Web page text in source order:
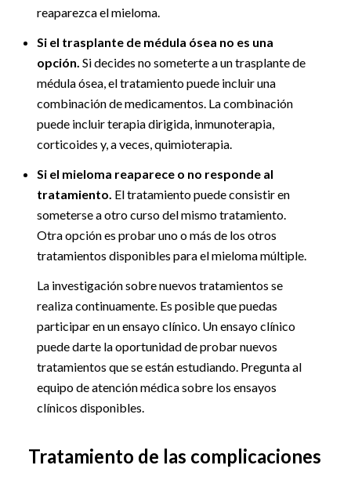
reaparezca el mieloma.
Si el trasplante de médula ósea no es una
opción. Si decides no someterte a un trasplante de
médula ósea, el tratamiento puede incluir una
combinación de medicamentos. La combinación
puede incluir terapia dirigida, inmunoterapia,
corticoides y, a veces, quimioterapia.
Si el mieloma reaparece o no responde al
tratamiento. El tratamiento puede consistir en
someterse a otro curso del mismo tratamiento.
Otra opción es probar uno o más de los otros
tratamientos disponibles para el mieloma múltiple.
La investigación sobre nuevos tratamientos se
realiza continuamente. Es posible que puedas
participar en un ensayo clínico. Un ensayo clínico
puede darte la oportunidad de probar nuevos
tratamientos que se están estudiando. Pregunta al
equipo de atención médica sobre los ensayos
clínicos disponibles.
Tratamiento de las complicaciones